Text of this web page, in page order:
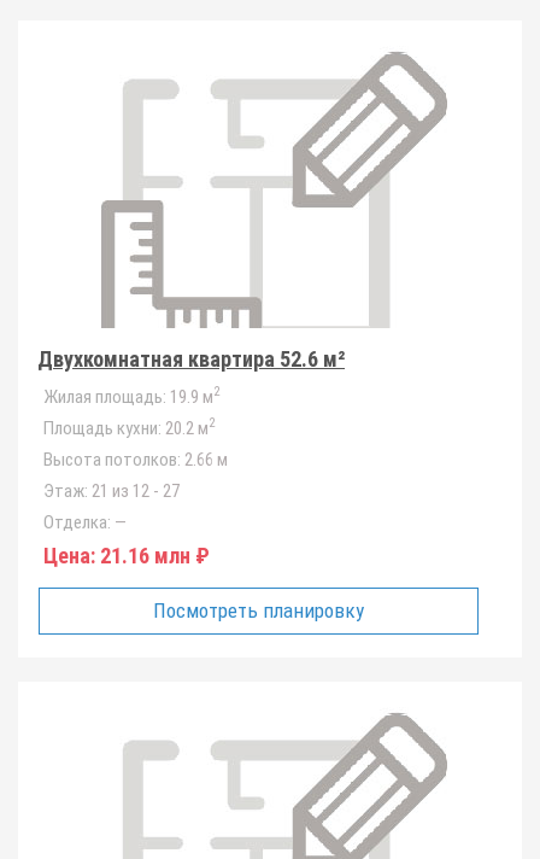
Двухкомнатная квартира 52.6 м²
Жилая площадь: 19.9 м2
Площадь кухни: 20.2 м2
Высота потолков: 2.66 м
Этаж: 21 из 12 - 27
Отделка: —
Цена: 21.16 млн ₽
Посмотреть планировку